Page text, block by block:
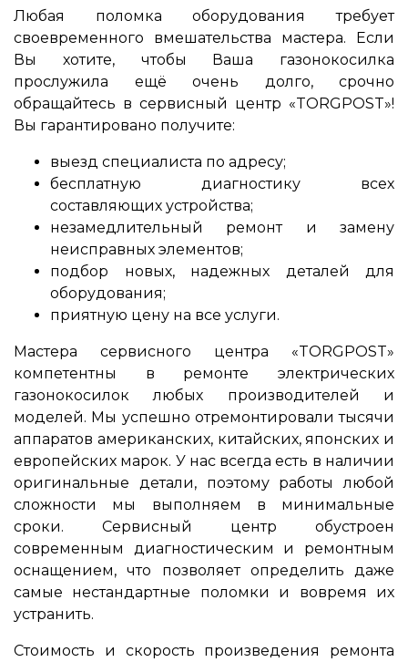
Любая поломка оборудования требует
своевременного вмешательства мастера. Если
Вы хотите, чтобы Ваша газонокосилка
прослужила ещё очень долго, срочно
обращайтесь в сервисный центр «TORGPOST»!
Вы гарантировано получите:
выезд специалиста по адресу;
бесплатную диагностику всех
составляющих устройства;
незамедлительный ремонт и замену
неисправных элементов;
подбор новых, надежных деталей для
оборудования;
приятную цену на все услуги.
Мастера сервисного центра «TORGPOST»
компетентны в ремонте электрических
газонокосилок любых производителей и
моделей. Мы успешно отремонтировали тысячи
аппаратов американских, китайских, японских и
европейских марок. У нас всегда есть в наличии
оригинальные детали, поэтому работы любой
сложности мы выполняем в минимальные
сроки. Сервисный центр обустроен
современным диагностическим и ремонтным
оснащением, что позволяет определить даже
самые нестандартные поломки и вовремя их
устранить.
Стоимость и скорость произведения ремонта